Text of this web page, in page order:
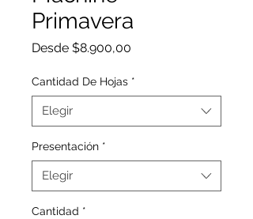
Primavera
Desde $8.900,00
oferta
Cantidad De Hojas *
Elegir
Presentación *
Elegir
Cantidad *